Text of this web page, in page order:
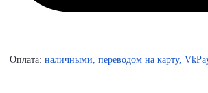
Оплата: наличными, переводом на карту,